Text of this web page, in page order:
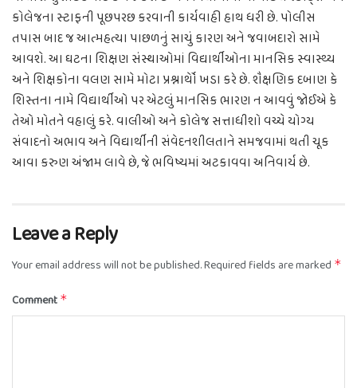
કોલેજના સ્ટાફની પૂછપરછ કરવાની કાર્યવાહી હાથ ધરી છે. પોલીસ
તપાસ બાદ જ આત્મહત્યા પાછળનું સાચું કારણ અને જવાબદારો સામે
આવશે. આ ઘટના શિક્ષણ સંસ્થાઓમાં વિદ્યાર્થીઓના માનસિક સ્વાસ્થ્ય
અને શિક્ષકોના વલણ સામે મોટા પ્રશ્નાર્થોે ખડા કરે છે. શૈક્ષણિક દબાણ કે
શિસ્તના નામે વિદ્યાર્થીઓ પર એટલું માનસિક ભારણ ન આવવું જોઈએ કે
તેઓ મોતને વહાલું કરે. વાલીઓ અને કોલેજ સત્તાધીશો વચ્ચે યોગ્ય
સંવાદનો અભાવ અને વિદ્યાર્થીની સંવેદનશીલતાને સમજવામાં થતી ચૂક
આવા કરુણ અંજામ લાવે છે, જે ભવિષ્યમાં અટકાવવા અનિવાર્ય છે.
Leave a Reply
Your email address will not be published.Required fields are marked *
Comment *